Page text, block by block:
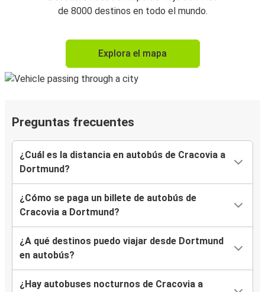
de 8000 destinos en todo el mundo.
Explora el mapa
Preguntas frecuentes
¿Cuál es la distancia en autobús de Cracovia a
Dortmund?
¿Cómo se paga un billete de autobús de
Cracovia a Dortmund?
¿A qué destinos puedo viajar desde Dortmund
en autobús?
¿Hay autobuses nocturnos de Cracovia a